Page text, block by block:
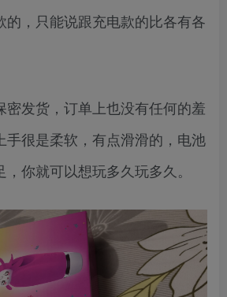
的，只能说跟充电款的比各有各
密发货，订单上也没有任何的羞
手很是柔软，有点滑滑的，电池
你就可以想玩多久玩多久。